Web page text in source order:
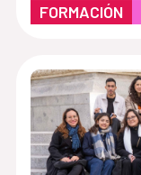
FORMACIÓN